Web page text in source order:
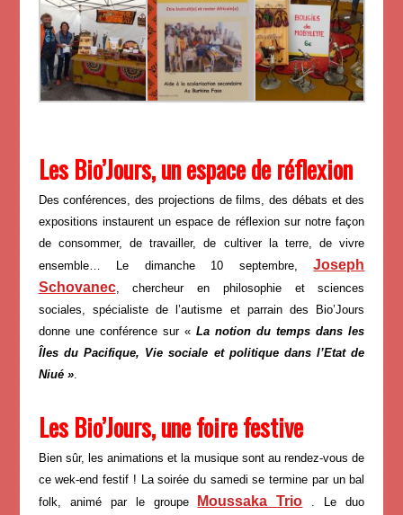
Les Bio’Jours, un espace de réflexion
Des conférences, des projections de films, des débats et des
expositions instaurent un espace de réflexion sur notre façon
de consommer, de travailler, de cultiver la terre, de vivre
ensemble… Le dimanche 10 septembre,Joseph
Schovanec, chercheur en philosophie et sciences
sociales, spécialiste de l’autisme et parrain des Bio’Jours
donne une conférence sur « La notion du temps dans les
Îles du Pacifique, Vie sociale et politique dans l’Etat de
Niué ».
Les Bio’Jours, une foire festive
Bien sûr, les animations et la musique sont au rendez-vous de
ce wek-end festif ! La soirée du samedi se termine par un bal
folk, animé par le groupe
Moussaka Trio . Le duo